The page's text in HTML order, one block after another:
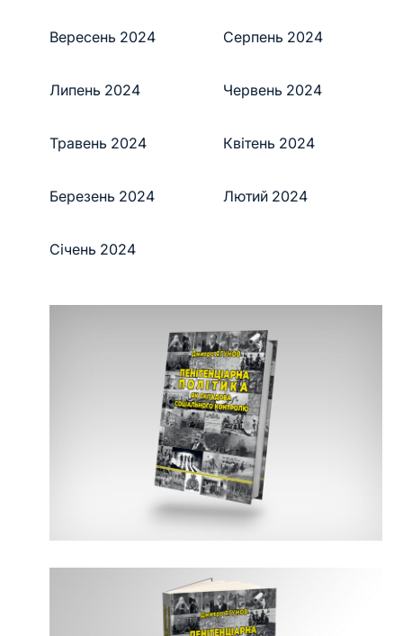
Вересень 2024 Серпень 2024
Липень 2024 Червень 2024
Травень 2024 Квітень 2024
Березень 2024 Лютий 2024
Січень 2024